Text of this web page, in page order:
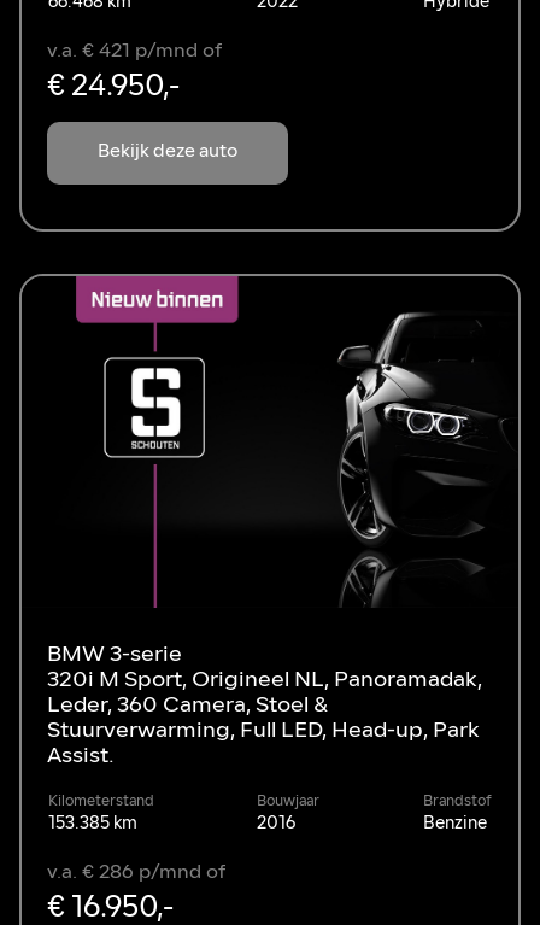
Bekijk deze auto
v.a. € 421 p/mnd of
€ 24.950,-
BMW 3-serie
320i M Sport, Origineel NL, Panoramadak,
Leder, 360 Camera, Stoel &
Stuurverwarming, Full LED, Head-up, Park
Assist.
Kilometerstand
153.385 km
Bouwjaar
2016
Brandstof
Benzine
v.a. € 286 p/mnd of
€ 16.950,-